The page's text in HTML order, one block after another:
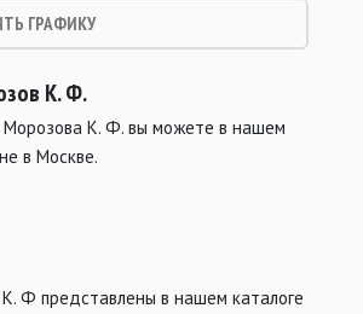
ГРАФИКУ
К. Ф.
К. Ф. вы можете в нашем
в Москве.
Ф представлены в нашем каталоге